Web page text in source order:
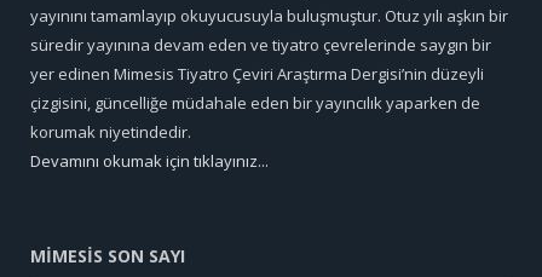
yayınını tamamlayıp okuyucusuyla buluşmuştur. Otuz yılı aşkın bir
süredir yayınına devam eden ve tiyatro çevrelerinde saygın bir
yer edinen Mimesis Tiyatro Çeviri Araştırma Dergisi’nin düzeyli
çizgisini, güncelliğe müdahale eden bir yayıncılık yaparken de
korumak niyetindedir.
Devamını okumak için tıklayınız...
MİMESİS SON SAYI